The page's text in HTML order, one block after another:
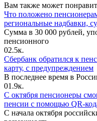
Вам также может
Что положено
региональные надбавки,
Сумма в 30 000 рублей,
пенсионного
02.5к.
Сбербанк обратился к
карту, с предупреждением
В последнее время в
01.9к.
С октября пенсионеры
пенсии с помощью QR-
С начала октября